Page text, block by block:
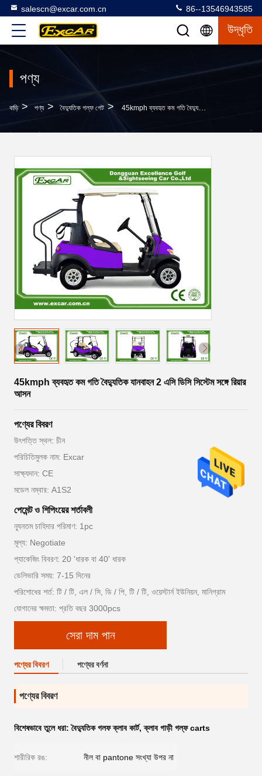
salescn@excar.com.cn 86--13546943585
উদ্ধৃতি
পণ্য
বাড়ি > পণ্য > বৈদ্যুতিক গল্ফ গেট > 45kmph ব্যবহৃত কম গতি বৈদ্যুতিক যানবাহন 2 এসি ডিসি সিস্টেম সঙ্গে রিয়ার আসন
45kmph ব্যবহৃত কম গতি বৈদ্যুতিক যানবাহন 2 এসি ডিসি সিস্টেম সঙ্গে রিয়ার
আসন
পণ্যের বিবরণ
উৎপত্তি স্থল: চীন
পরিচিতিমুলক নাম: Excar
সাক্ষ্যদান: CE
মডেল নম্বার: A1S2
পেমেন্ট ও শিপিংয়ের শর্তাবলী
ন্যূনতম চাহিদার পরিমাণ: 1pc
মূল্য: Negotiate
প্যাকেজিং বিবরণ: 20 'ধারক বা 40' ধারক
ডেলিভারি সময়: 7-15 দিনের
পরিশোধের শর্ত: টি / টি, এল / সি, ডি / পি, টি / টি, ওয়েস্টার্ন ইউনিয়ন, মানিগ্রাম
যোগানের ক্ষমতা: প্রতি বছর 3000pcs
সেরা দাম পান
পণ্যের বিবরণ পণ্যের বর্ণনা
পণ্যের বিবরণ
বিশেষভাবে তুলে ধরা:বৈদ্যুতিক গলফ ক্লাব কার্ট,ক্লাব গাড়ী গল্ফ carts
শারীরিক রঙ: নীল বা pantone সংখ্যা উপর না